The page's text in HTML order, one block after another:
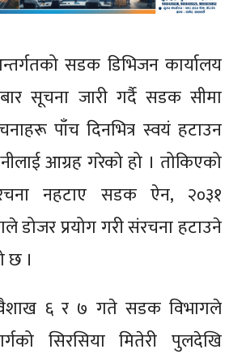
सडक डिभिजन कार्यालय
सूचना जारी गर्दै सडक सीमा
पाँच दिनभित्र स्वयं हटाउन
आग्रह गरेको हो । तोकिएको
नहटाए सडक ऐन, २०३१
डोजर प्रयोग गरी संरचना हटाउने
छ ।
६ र ७ गते सडक विभागले
सिरसिया मितेरी पुलदेखि